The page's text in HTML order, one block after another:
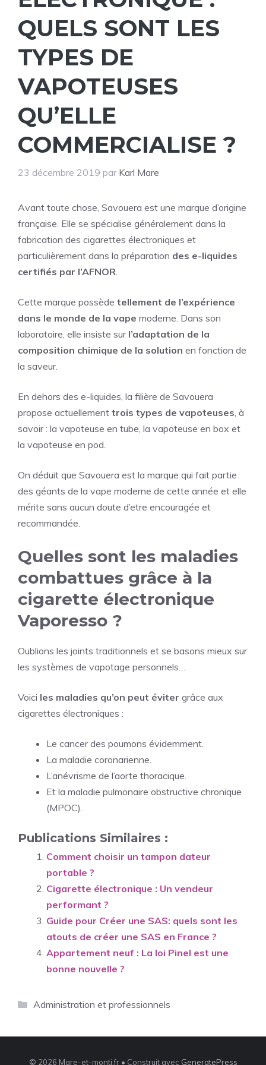
QUELS SONT LES
TYPES DE
VAPOTEUSES
QU’ELLE
COMMERCIALISE ?
23 décembre 2019 par Karl Mare
Avant toute chose, Savouera est une marque d’origine
française. Elle se spécialise généralement dans la
fabrication des cigarettes électroniques et
particulièrement dans la préparation des e-liquides
certifiés par l’AFNOR
Cette marque possède tellement de l’expérience
dans le monde de la vape moderne. Dans son
laboratoire, elle insiste sur l’adaptation de la
composition chimique de la solution en fonction de
la saveur.
En dehors des e-liquides, la filière de Savouera
propose actuellement trois types de vapoteuses , à
savoir : la vapoteuse en tube, la vapoteuse en box et
la vapoteuse en pod.
On déduit que Savouera est la marque qui fait partie
des géants de la vape moderne de cette année et elle
mérite sans aucun doute d’etre encouragée et
recommandée.
Quelles sont les maladies
combattues grâce à la
cigarette électronique
Vaporesso ?
Oublions les joints traditionnels et se basons mieux sur
les systèmes de vapotage personnels…
Voici les maladies qu’on peut éviter grâce aux
cigarettes électroniques :
Le cancer des poumons évidemment.
La maladie coronarienne.
L’anévrisme de l’aorte thoracique.
Et la maladie pulmonaire obstructive chronique
(MPOC).
Publications Similaires :
Comment choisir un tampon dateur
portable ?
Cigarette électronique : Un vendeur
performant ?
Guide pour Créer une SAS: quels sont les
atouts de créer une SAS en France ?
Appartement neuf : La loi Pinel est une
bonne nouvelle ?
Catégories
Administration et professionnels
© 2026 Mare-et-monti.fr• Construit avec GeneratePress